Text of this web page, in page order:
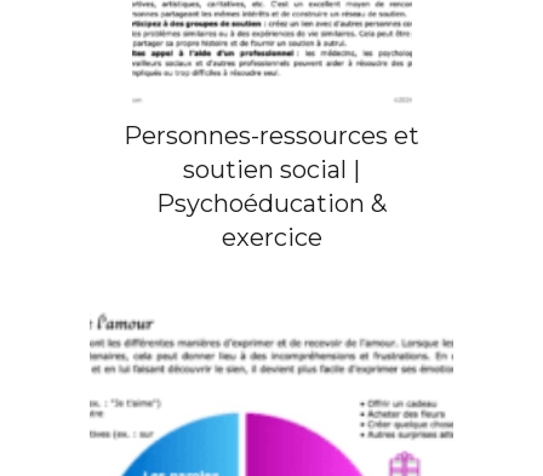
Personnes-ressources et
soutien social |
Psychoéducation &
exercice